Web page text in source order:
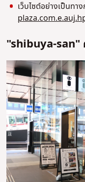
เว็บไซต์อย่างเป็นทา
"shibuya-san"